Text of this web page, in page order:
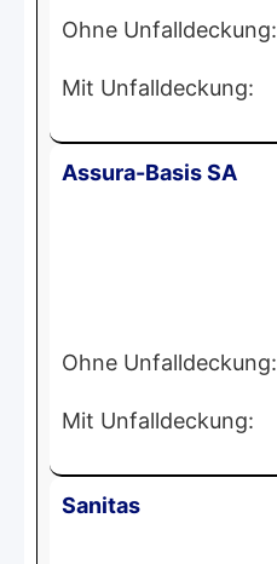
Ohne Unfalldeckung:
Mit Unfalldeckung:
Assura-Basis SA
Ohne Unfalldeckung:
Mit Unfalldeckung:
Sanitas